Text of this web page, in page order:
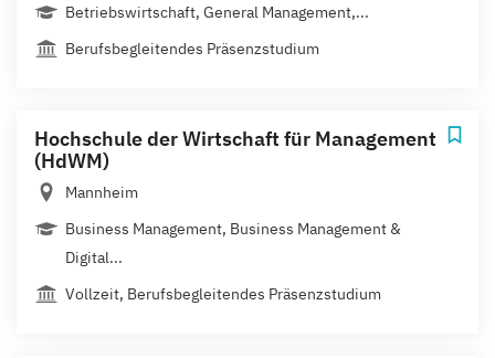
Betriebswirtschaft, General Management,...
Berufsbegleitendes Präsenzstudium
Hochschule der Wirtschaft für Management
(HdWM)
Mannheim
Business Management, Business Management &
Digital...
Vollzeit, Berufsbegleitendes Präsenzstudium